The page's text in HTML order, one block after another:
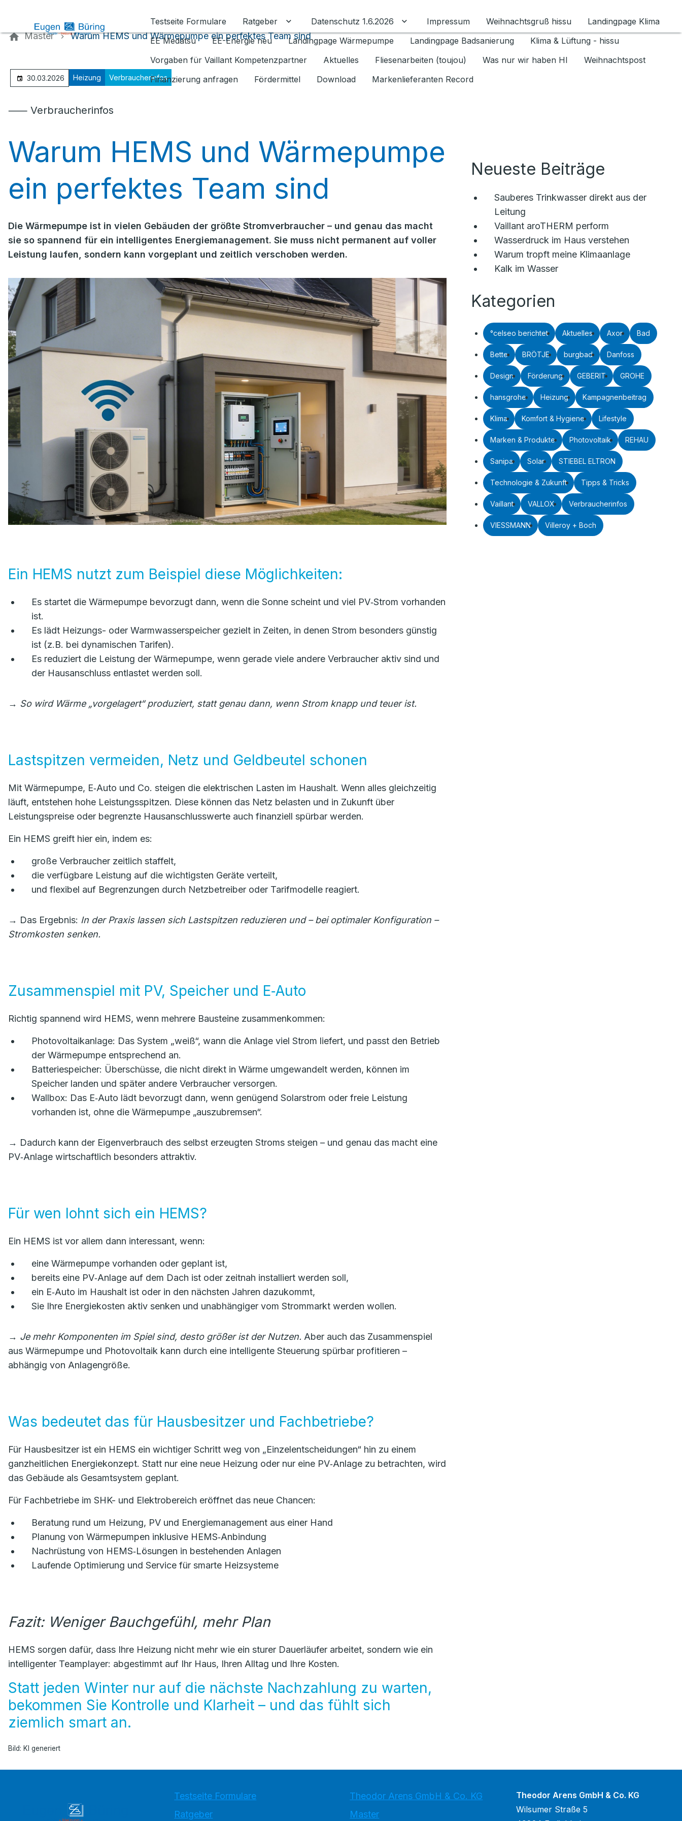
Testseite Formulare
Ratgeber Untermenü für Ratgeber umschalten
Datenschutz 1.6.2026 Untermenü für Datenschutz 1.6.2026 umschalten
Impressum Weihnachtsgruß hissu
Landingpage Klima
EE Medatsu
EE-Energie neu Landingpage Wärmepumpe Landingpage Badsanierung
Klima & Lüftung - hissu
Vorgaben für Vaillant Kompetenzpartner
Aktuelles Fliesenarbeiten (toujou) Was nur wir haben HI
Weihnachtspost
Finanzierung anfragen
Fördermittel Download Markenlieferanten Record
Master Warum HEMS und Wärmepumpe ein perfektes Team sind
30.03.2026 Heizung Verbraucherinfos
⸺ Verbraucherinfos
Warum HEMS und Wärmepumpe
ein perfektes Team sind
Die Wärmepumpe ist in vielen Gebäuden der größte Stromverbraucher – und genau das macht
sie so spannend für ein intelligentes Energiemanagement. Sie muss nicht permanent auf voller
Leistung laufen, sondern kann vorgeplant und zeitlich verschoben werden.
Ein HEMS nutzt zum Beispiel diese Möglichkeiten:
Es startet die Wärmepumpe bevorzugt dann, wenn die Sonne scheint und viel PV‑Strom vorhanden
ist.
Es lädt Heizungs- oder Warmwasserspeicher gezielt in Zeiten, in denen Strom besonders günstig
ist (z.B. bei dynamischen Tarifen).
Es reduziert die Leistung der Wärmepumpe, wenn gerade viele andere Verbraucher aktiv sind und
der Hausanschluss entlastet werden soll.
→ So wird Wärme „vorgelagert“ produziert, statt genau dann, wenn Strom knapp und teuer ist.
Lastspitzen vermeiden, Netz und Geldbeutel schonen
Mit Wärmepumpe, E‑Auto und Co. steigen die elektrischen Lasten im Haushalt. Wenn alles gleichzeitig
läuft, entstehen hohe Leistungsspitzen. Diese können das Netz belasten und in Zukunft über
Leistungspreise oder begrenzte Hausanschlusswerte auch finanziell spürbar werden.
Ein HEMS greift hier ein, indem es:
große Verbraucher zeitlich staffelt,
die verfügbare Leistung auf die wichtigsten Geräte verteilt,
und flexibel auf Begrenzungen durch Netzbetreiber oder Tarifmodelle reagiert.
→ Das Ergebnis: In der Praxis lassen sich Lastspitzen reduzieren und – bei optimaler Konfiguration –
Stromkosten senken.
Zusammenspiel mit PV, Speicher und E‑Auto
Richtig spannend wird HEMS, wenn mehrere Bausteine zusammenkommen:
Photovoltaikanlage: Das System „weiß“, wann die Anlage viel Strom liefert, und passt den Betrieb
der Wärmepumpe entsprechend an.
Batteriespeicher: Überschüsse, die nicht direkt in Wärme umgewandelt werden, können im
Speicher landen und später andere Verbraucher versorgen.
Wallbox: Das E‑Auto lädt bevorzugt dann, wenn genügend Solarstrom oder freie Leistung
vorhanden ist, ohne die Wärmepumpe „auszubremsen“.
→ Dadurch kann der Eigenverbrauch des selbst erzeugten Stroms steigen – und genau das macht eine
PV‑Anlage wirtschaftlich besonders attraktiv.
Für wen lohnt sich ein HEMS?
Ein HEMS ist vor allem dann interessant, wenn:
eine Wärmepumpe vorhanden oder geplant ist,
bereits eine PV‑Anlage auf dem Dach ist oder zeitnah installiert werden soll,
ein E‑Auto im Haushalt ist oder in den nächsten Jahren dazukommt,
Sie Ihre Energiekosten aktiv senken und unabhängiger vom Strommarkt werden wollen.
→ Je mehr Komponenten im Spiel sind, desto größer ist der Nutzen. Aber auch das Zusammenspiel
aus Wärmepumpe und Photovoltaik kann durch eine intelligente Steuerung spürbar profitieren –
abhängig von Anlagengröße.
Was bedeutet das für Hausbesitzer und Fachbetriebe?
Für Hausbesitzer ist ein HEMS ein wichtiger Schritt weg von „Einzelentscheidungen“ hin zu einem
ganzheitlichen Energiekonzept. Statt nur eine neue Heizung oder nur eine PV‑Anlage zu betrachten, wird
das Gebäude als Gesamtsystem geplant.
Für Fachbetriebe im SHK- und Elektrobereich eröffnet das neue Chancen:
Beratung rund um Heizung, PV und Energiemanagement aus einer Hand
Planung von Wärmepumpen inklusive HEMS‑Anbindung
Nachrüstung von HEMS‑Lösungen in bestehenden Anlagen
Laufende Optimierung und Service für smarte Heizsysteme
Fazit: Weniger Bauchgefühl, mehr Plan
HEMS sorgen dafür, dass Ihre Heizung nicht mehr wie ein sturer Dauerläufer arbeitet, sondern wie ein
intelligenter Teamplayer: abgestimmt auf Ihr Haus, Ihren Alltag und Ihre Kosten.
Statt jeden Winter nur auf die nächste Nachzahlung zu warten,
bekommen Sie Kontrolle und Klarheit – und das fühlt sich
ziemlich smart an.
Bild: KI generiert
Neueste Beiträge
Sauberes Trinkwasser direkt aus der
Leitung
Vaillant aroTHERM perform
Wasserdruck im Haus verstehen
Warum tropft meine Klimaanlage
Kalk im Wasser
Kategorien
°celseo berichtet Aktuelles Axor Bad
Bette BRÖTJE burgbad Danfoss
Design Förderung GEBERIT GROHE
hansgrohe Heizung Kampagnenbeitrag
Klima Komfort & Hygiene Lifestyle
Marken & Produkte Photovoltaik REHAU
Sanipa Solar STIEBEL ELTRON
Technologie & Zukunft Tipps & Tricks
Vaillant VALLOX Verbraucherinfos
VIESSMANN Villeroy + Boch
Testseite Formulare
Ratgeber
Theodor Arens GmbH & Co. KG
Master
Theodor Arens GmbH & Co. KG
Wilsumer Straße 5